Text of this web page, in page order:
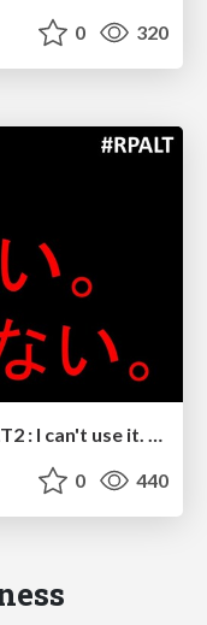
0 320
RPALT Memorial service vol.2 / LT2 : I can't use it. not used.
0 440